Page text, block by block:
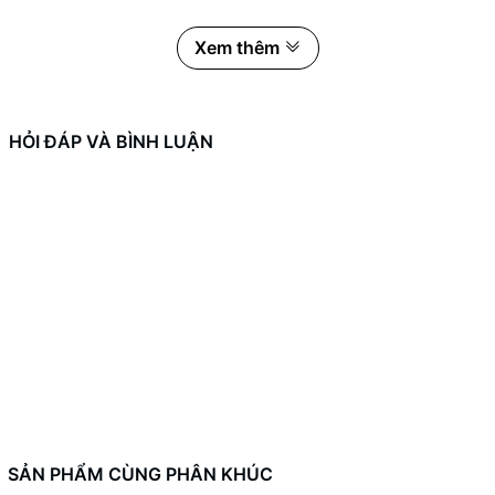
Xiaomi Redmi Note 14 5G là chiếc smartphone toàn diện với
màn hình AMOLED 6.67 inch, tần số quét 120 Hz, vi xử lý
sắc nét, trong khi viên pin 5110 mAh cùng sạc nhanh 45W
Xem thêm
HỎI ĐÁP VÀ BÌNH LUẬN
SẢN PHẨM CÙNG PHÂN KHÚC